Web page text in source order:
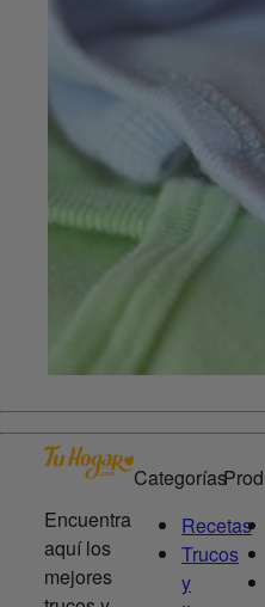
Encuentra
aquí los
mejores
Categorías
Recetas
Trucos
y